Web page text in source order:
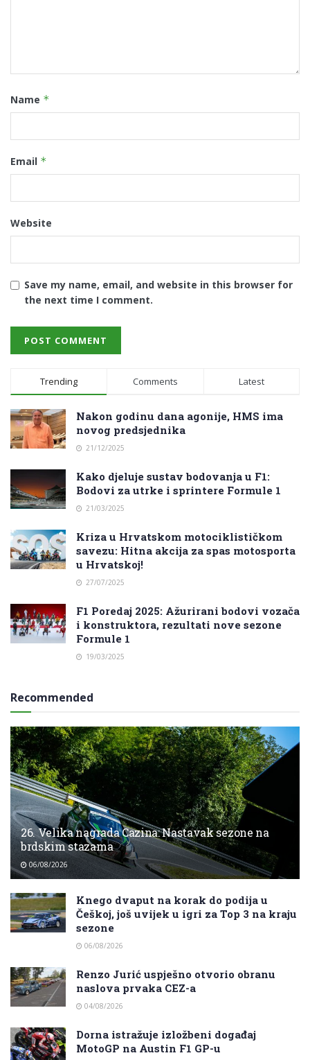
Name *
Email *
Website
Save my name, email, and website in this browser for
the next time I comment.
Trending Comments Latest
Nakon godinu dana agonije, HMS ima
novog predsjednika
21/12/2025
Kako djeluje sustav bodovanja u F1:
Bodovi za utrke i sprintere Formule 1
21/03/2025
Kriza u Hrvatskom motociklističkom
savezu: Hitna akcija za spas motosporta
u Hrvatskoj!
27/07/2025
F1 Poredaj 2025: Ažurirani bodovi vozača
i konstruktora, rezultati nove sezone
Formule 1
19/03/2025
Recommended
26. Velika nagrada Cazina: Nastavak sezone na
brdskim stazama
06/08/2026
Knego dvaput na korak do podija u
Češkoj, još uvijek u igri za Top 3 na kraju
sezone
06/08/2026
Renzo Jurić uspješno otvorio obranu
naslova prvaka CEZ-a
04/08/2026
Dorna istražuje izložbeni događaj
MotoGP na Austin F1 GP-u